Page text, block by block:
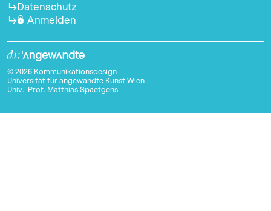
Datenschutz
Anmelden
© 2026 Kommunikationsdesign
Universität für angewandte Kunst Wien
Univ.-Prof. Matthias Spaetgens